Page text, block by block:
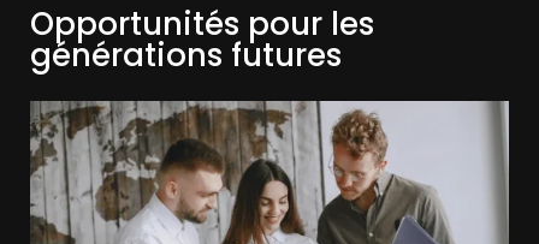
Opportunités pour les
générations futures